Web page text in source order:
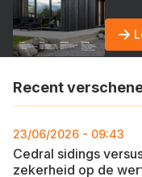
Recent
23/06/2026 - 09:43
Cedral sidings
zekerheid op de